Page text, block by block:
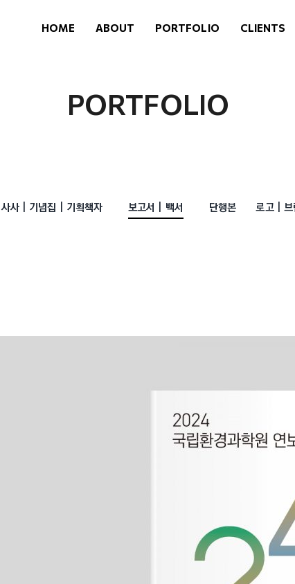
HOME ABOUT PORTFOLIO CLIENTS
PORTFOLIO
사사 | 기념집 | 기획책자 보고서 | 백서 단행본 로고 |